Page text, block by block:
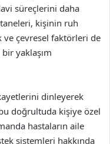
süreçlerini daha
kişinin ruh
ve çevresel faktörleri de
yaklaşım
dinleyerek
doğrultuda kişiye özel
hastaların aile
sistemleri hakkında